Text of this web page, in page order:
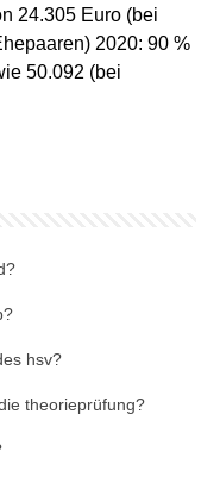
24.305 Euro (bei
2020: 90 %
50.092 (bei
hsv?
theorieprüfung?